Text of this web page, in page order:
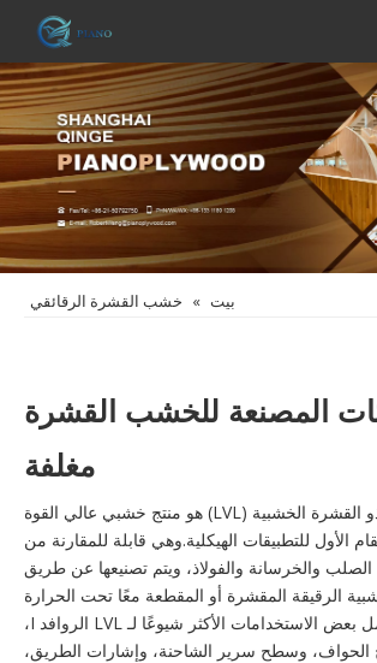
بيت » خشب القشرة الرقائقي
المصنعة للخشب القشرة
مغلفة
الخشب الرقائقي ذو القشرة الخشبية (LVL) هو منتج خشبي عالي القوة
الأول للتطبيقات الهيكلية.وهي قابلة للمقارنة من
والخرسانة والفولاذ، ويتم تصنيعها عن طريق
الرقيقة المقشرة أو المقطعة معًا تحت الحرارة
والضغط.تشمل بعض الاستخدامات الأكثر شيوعًا لـ LVL الروافد I،
الحواف، وسطح سرير الشاحنة، وإشارات الطريق،